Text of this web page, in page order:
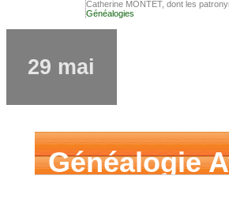
Catherine MONTET, dont les
Généalogies
29 mai
Généalogie